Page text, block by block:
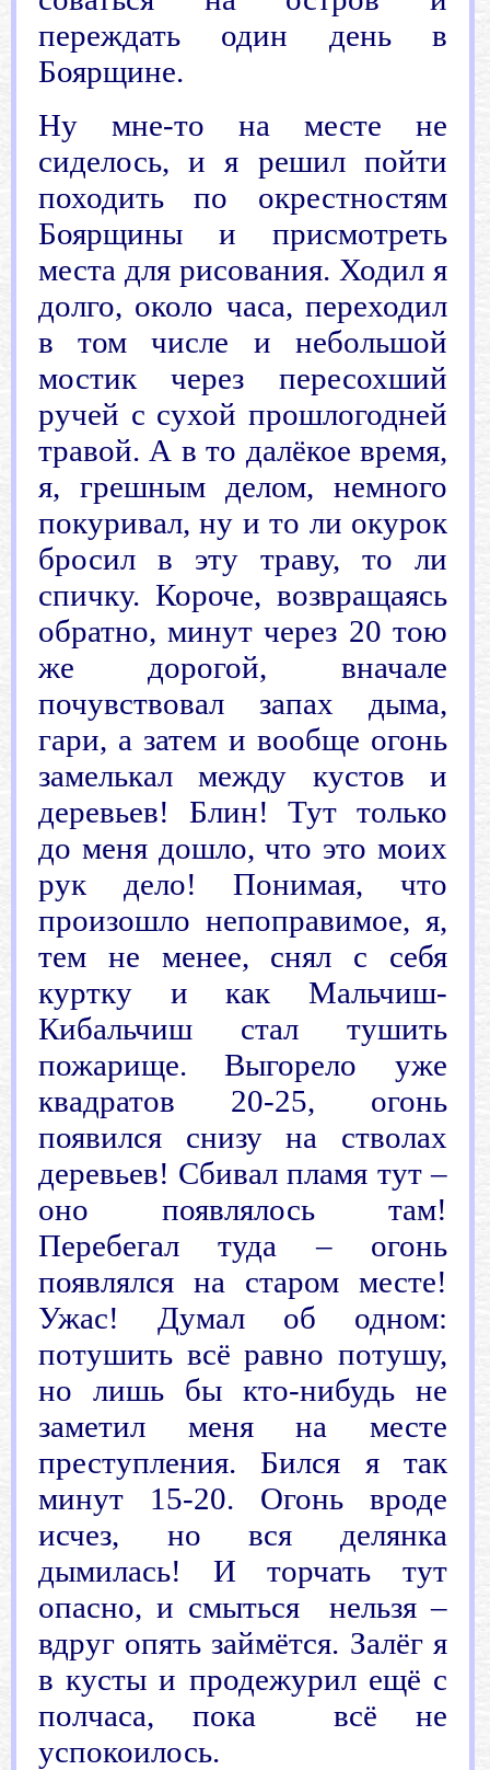
переждать один день в
Боярщине.
Ну мне-то на месте не
сиделось, и я решил пойти
походить по окрестностям
Боярщины и присмотреть
места для рисования. Ходил я
долго, около часа, переходил
в том числе и небольшой
мостик через пересохший
ручей с сухой прошлогодней
травой. А в то далёкое время,
я, грешным делом, немного
покуривал, ну и то ли окурок
бросил в эту траву, то ли
спичку. Короче, возвращаясь
обратно, минут через 20 тою
же дорогой, вначале
почувствовал запах дыма,
гари, а затем и вообще огонь
замелькал между кустов и
деревьев! Блин! Тут только
до меня дошло, что это моих
рук дело! Понимая, что
произошло непоправимое, я,
тем не менее, снял с себя
куртку и как Мальчиш-
Кибальчиш стал тушить
пожарище. Выгорело уже
квадратов 20-25, огонь
появился снизу на стволах
деревьев! Сбивал пламя тут –
оно появлялось там!
Перебегал туда – огонь
появлялся на старом месте!
Ужас! Думал об одном:
потушить всё равно потушу,
но лишь бы кто-нибудь не
заметил меня на месте
преступления. Бился я так
минут 15-20. Огонь вроде
исчез, но вся делянка
дымилась! И торчать тут
опасно, и смыться нельзя –
вдруг опять займётся. Залёг я
в кусты и продежурил ещё с
полчаса, пока всё не
успокоилось.